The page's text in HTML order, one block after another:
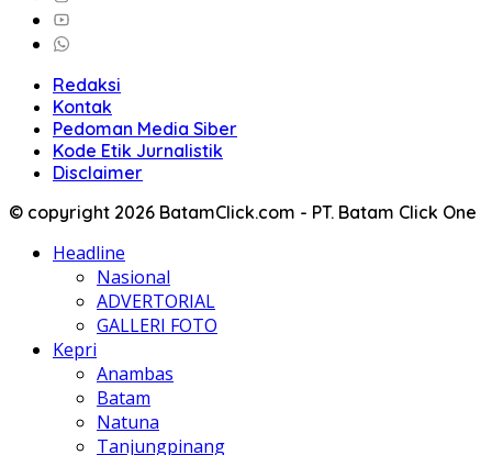
Redaksi
Kontak
Pedoman Media Siber
Kode Etik Jurnalistik
Disclaimer
© copyright 2026 BatamClick.com - PT. Batam Click One
Headline
Nasional
ADVERTORIAL
GALLERI FOTO
Kepri
Anambas
Batam
Natuna
Tanjungpinang